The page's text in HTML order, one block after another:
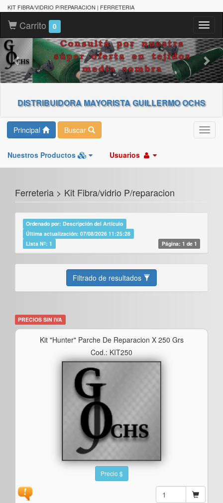
KIT FIBRA/VIDRIO P/REPARACION | FERRETERIA
Carrito 0
DISTRIBUIDORA MAYORISTA GUILLERMO OCHS
Principal Buscar
Nuestros Productos Usuarios
Ferreteria > Kit Fibra/vidrio P/reparacion
Ordenado por: Descripción del Artículo
Última actualización: 07/08/2026 11:25:28
Lista Nº: 1
Página: 1 de 1
Filtrado de resultados
PRECIOS SIN IVA
Kit "hunter" Parche De Reparacion X 250 Grs
Cod.: KIT250
Precio $